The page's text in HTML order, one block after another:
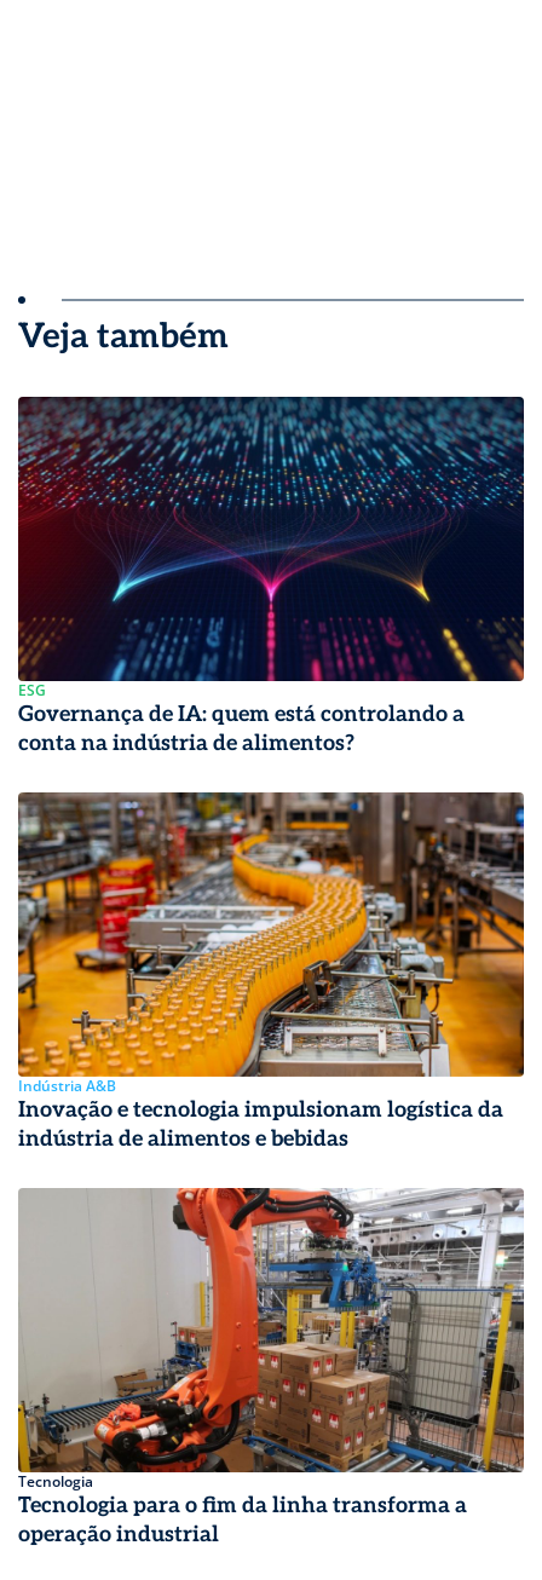
Veja também
ESG
Governança de IA: quem está controlando a
conta na indústria de alimentos?
Indústria A&B
Inovação e tecnologia impulsionam logística da
indústria de alimentos e bebidas
Tecnologia
Tecnologia para o fim da linha transforma a
operação industrial